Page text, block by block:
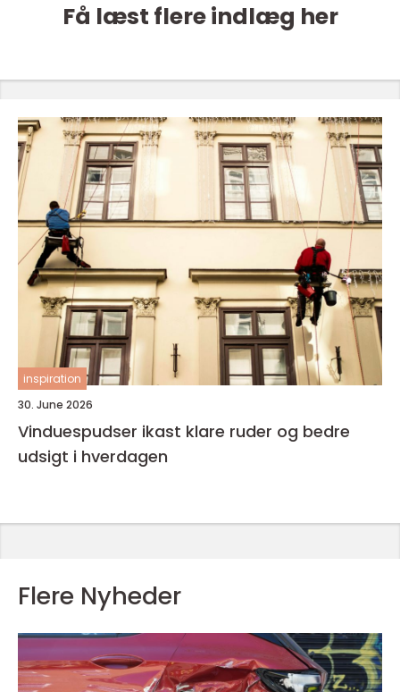
Få læst flere indlæg her
inspiration
30. June 2026
Vinduespudser ikast klare ruder og bedre
udsigt i hverdagen
Flere Nyheder